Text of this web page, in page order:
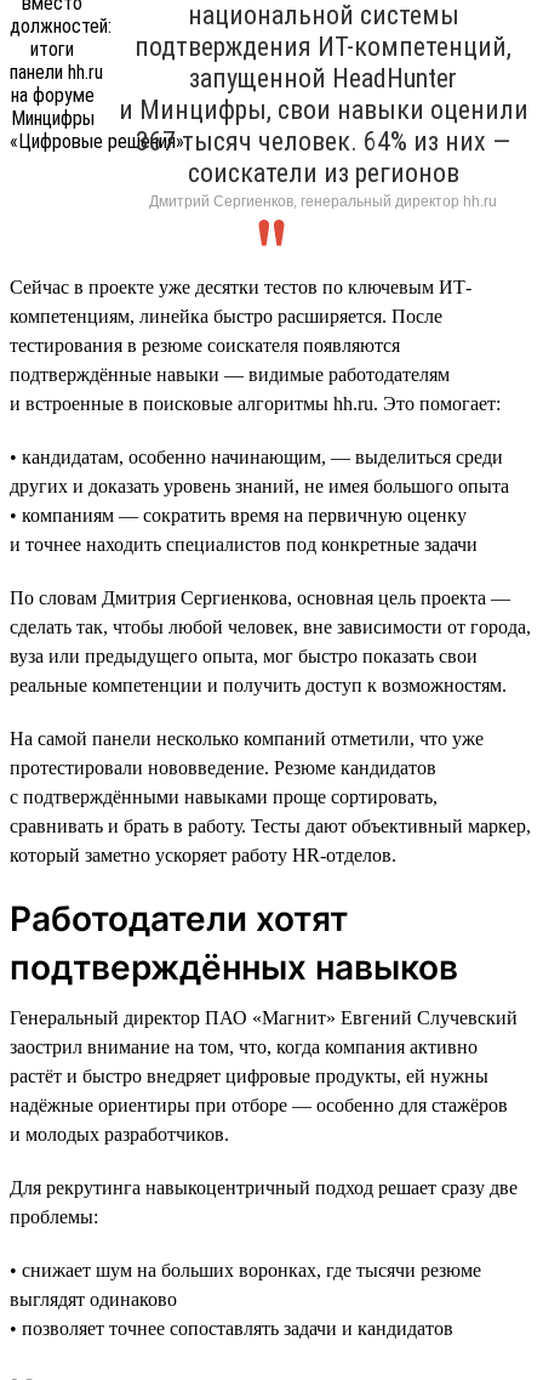
национальной системы
подтверждения ИТ-компетенций,
запущенной HeadHunter
и Минцифры, свои навыки оценили
367 тысяч человек. 64% из них —
соискатели из регионов
Дмитрий Сергиенков, генеральный директор hh.ru
Сейчас в проекте уже десятки тестов по ключевым ИТ-
компетенциям, линейка быстро расширяется. После
тестирования в резюме соискателя появляются
подтверждённые навыки — видимые работодателям
и встроенные в поисковые алгоритмы hh.ru. Это помогает:
• кандидатам, особенно начинающим, — выделиться среди
других и доказать уровень знаний, не имея большого опыта
• компаниям — сократить время на первичную оценку
и точнее находить специалистов под конкретные задачи
По словам Дмитрия Сергиенкова, основная цель проекта —
сделать так, чтобы любой человек, вне зависимости от города,
вуза или предыдущего опыта, мог быстро показать свои
реальные компетенции и получить доступ к возможностям.
На самой панели несколько компаний отметили, что уже
протестировали нововведение. Резюме кандидатов
с подтверждёнными навыками проще сортировать,
сравнивать и брать в работу. Тесты дают объективный маркер,
который заметно ускоряет работу HR-отделов.
Работодатели хотят
подтверждённых навыков
Генеральный директор ПАО «Магнит» Евгений Случевский
заострил внимание на том, что, когда компания активно
растёт и быстро внедряет цифровые продукты, ей нужны
надёжные ориентиры при отборе — особенно для стажёров
и молодых разработчиков.
Для рекрутинга навыкоцентричный подход решает сразу две
проблемы:
• снижает шум на больших воронках, где тысячи резюме
выглядят одинаково
• позволяет точнее сопоставлять задачи и кандидатов